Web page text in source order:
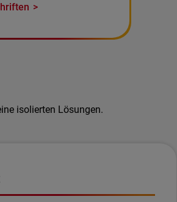
isolierten Lösungen.